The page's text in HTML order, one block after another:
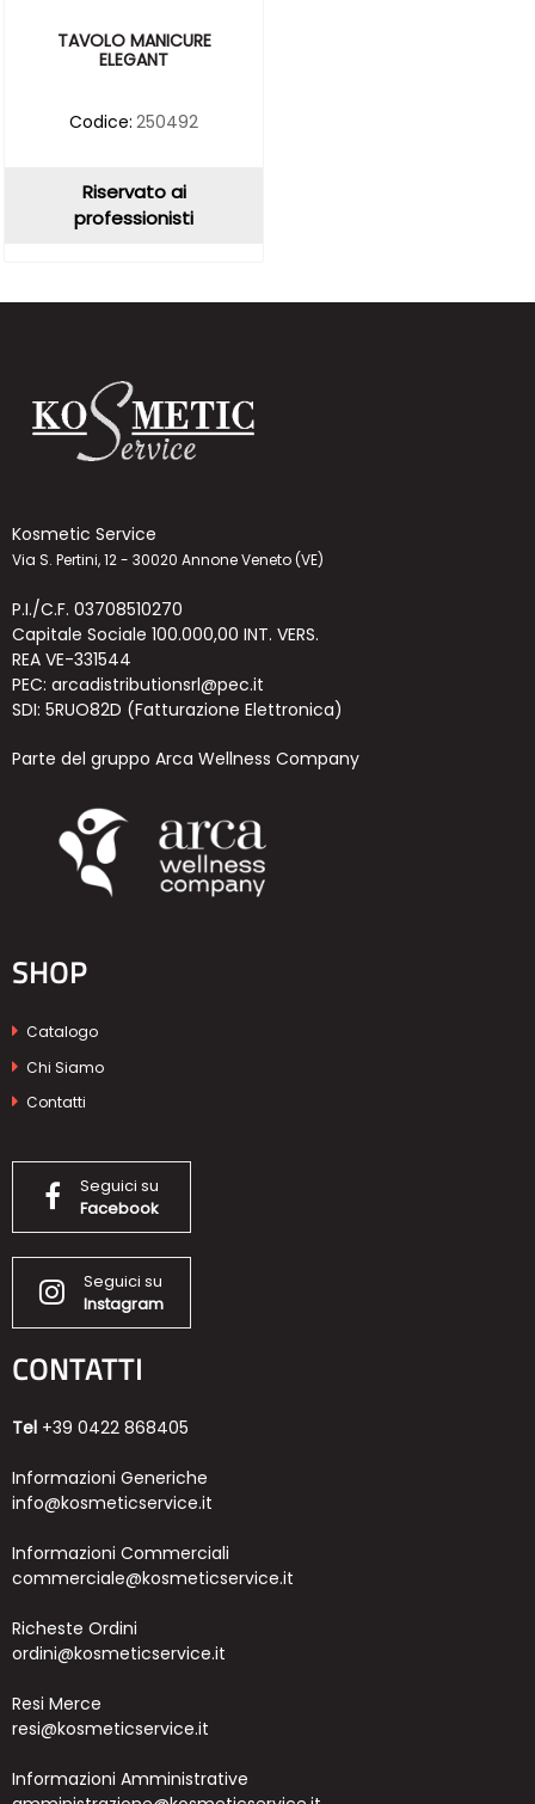
TAVOLO MANICURE
ELEGANT
Codice: 250492
Riservato ai
professionisti
Kosmetic Service
Via S. Pertini, 12 - 30020 Annone Veneto (VE)
P.I./C.F. 03708510270
Capitale Sociale 100.000,00 INT. VERS.
REA VE-331544
PEC: arcadistributionsrl@pec.it
SDI: 5RUO82D (Fatturazione Elettronica)
Parte del gruppo Arca Wellness Company
SHOP
Catalogo
Chi Siamo
Contatti
Seguici su
Facebook
Seguici su
Instagram
CONTATTI
Tel +39 0422 868405
Informazioni Generiche
info@kosmeticservice.it
Informazioni Commerciali
commerciale@kosmeticservice.it
Richeste Ordini
ordini@kosmeticservice.it
Resi Merce
resi@kosmeticservice.it
Informazioni Amministrative